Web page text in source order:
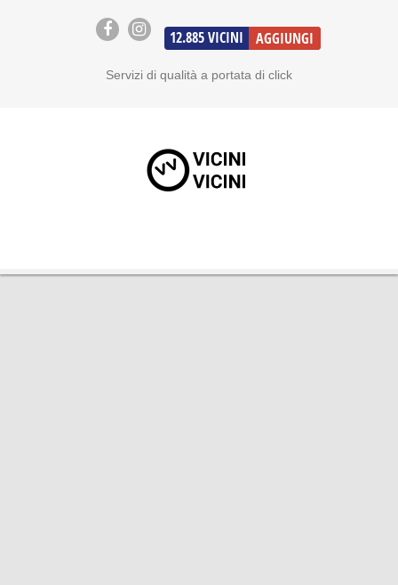
12.885 VICINI AGGIUNGI
Servizi di qualità a portata di click